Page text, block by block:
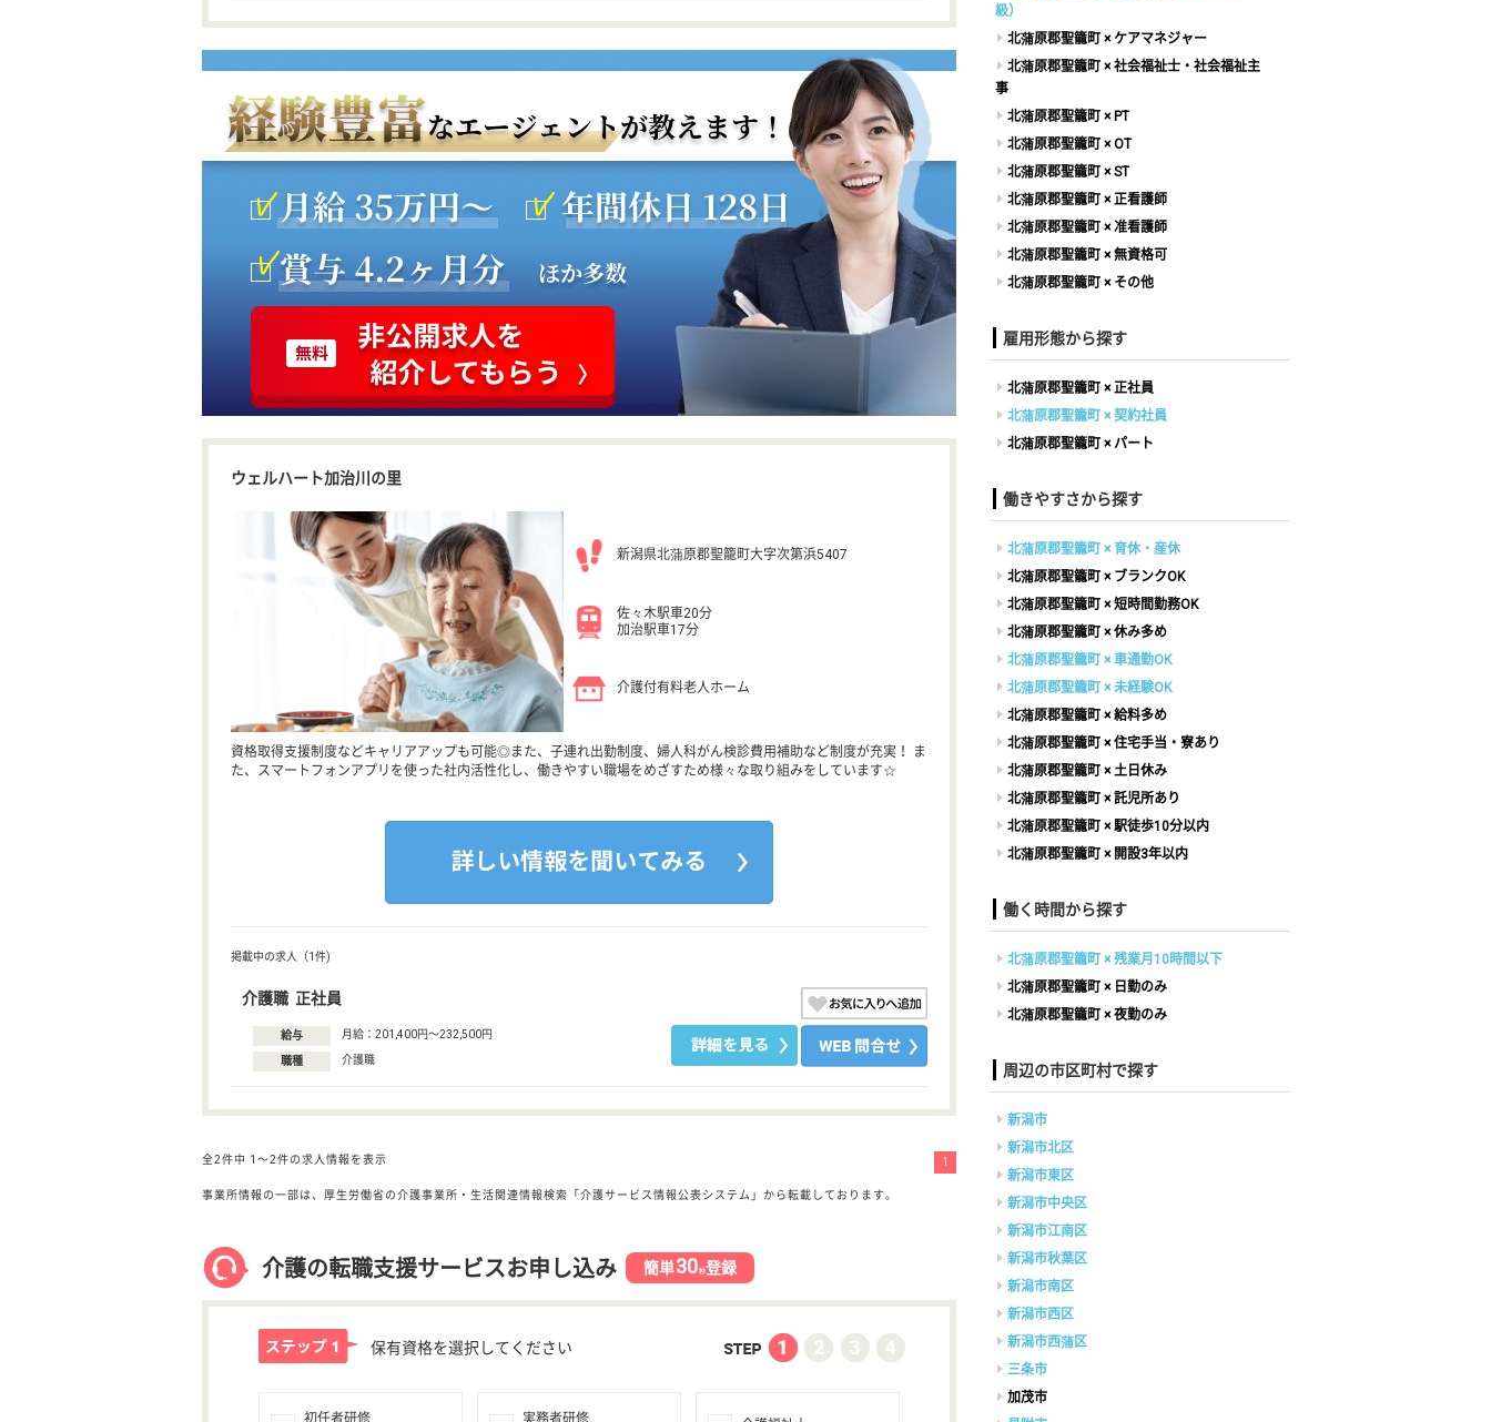
ウェルハート加治川の里
新潟県北蒲原郡聖籠町大字次第浜5407
佐々木駅車20分
加治駅車17分
介護付有料老人ホーム
資格取得支援制度などキャリアアップも可能◎また、子連れ出勤制度、婦人科がん検診費用補助など制度が充実！ ま
た、スマートフォンアプリを使った社内活性化し、働きやすい職場をめざすため様々な取り組みをしています☆
掲載中の求人（1件)
介護職 正社員
給与 月給：201,400円〜232,500円
職種 介護職
全2件中 1〜2件の求人情報を表示 1
事業所情報の一部は、厚生労働省の介護事業所・生活関連情報検索「介護サービス情報公表システム」から転載しております。
介護の転職支援サービスお申し込み 簡単30秒登録
保有資格を選択してください
級）
北蒲原郡聖籠町 × ケアマネジャー
北蒲原郡聖籠町 × 社会福祉士・社会福祉主
事
北蒲原郡聖籠町 × PT
北蒲原郡聖籠町 × OT
北蒲原郡聖籠町 × ST
北蒲原郡聖籠町 × 正看護師
北蒲原郡聖籠町 × 准看護師
北蒲原郡聖籠町 × 無資格可
北蒲原郡聖籠町 × その他
雇用形態から探す
北蒲原郡聖籠町 × 正社員
北蒲原郡聖籠町 × 契約社員
北蒲原郡聖籠町 × パート
働きやすさから探す
北蒲原郡聖籠町 × 育休・産休
北蒲原郡聖籠町 × ブランクOK
北蒲原郡聖籠町 × 短時間勤務OK
北蒲原郡聖籠町 × 休み多め
北蒲原郡聖籠町 × 車通勤OK
北蒲原郡聖籠町 × 未経験OK
北蒲原郡聖籠町 × 給料多め
北蒲原郡聖籠町 × 住宅手当・寮あり
北蒲原郡聖籠町 × 土日休み
北蒲原郡聖籠町 × 託児所あり
北蒲原郡聖籠町 × 駅徒歩10分以内
北蒲原郡聖籠町 × 開設3年以内
働く時間から探す
北蒲原郡聖籠町 × 残業月10時間以下
北蒲原郡聖籠町 × 日勤のみ
北蒲原郡聖籠町 × 夜勤のみ
周辺の市区町村で探す
新潟市
新潟市北区
新潟市東区
新潟市中央区
新潟市江南区
新潟市秋葉区
新潟市南区
新潟市西区
新潟市西蒲区
三条市
加茂市